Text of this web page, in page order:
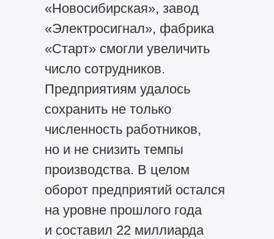
«Новосибирская», завод
«Электросигнал», фабрика
«Старт» смогли увеличить
число сотрудников.
Предприятиям удалось
сохранить не только
численность работников,
но и не снизить темпы
производства. В целом
оборот предприятий остался
на уровне прошлого года
и составил 22 миллиарда